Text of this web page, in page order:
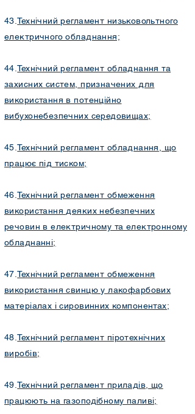
43.Технічний регламент низьковольтного
електричного обладнання;
44.Технічний регламент обладнання та
захисних систем, призначених для
використання в потенційно
вибухонебезпечних середовищах;
45.Технічний регламент обладнання, що
працює під тиском;
46.Технічний регламент обмеження
використання деяких небезпечних
речовин в електричному та електронному
обладнанні​;
47.Технічний регламент обмеження
використання свинцю у лакофарбових
матеріалах і сировинних компонентах;
48.Технічний регламент піротехнічних
виробів;
49.Технічний регламент приладів, що
працюють на газоподібному паливі;